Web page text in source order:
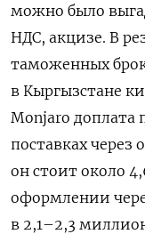
можно было
НДС, акцизе. В
таможенных
в Кыргызстане
Monjaro доплата
поставках
он стоит около
оформлении
в 2,1–2,3